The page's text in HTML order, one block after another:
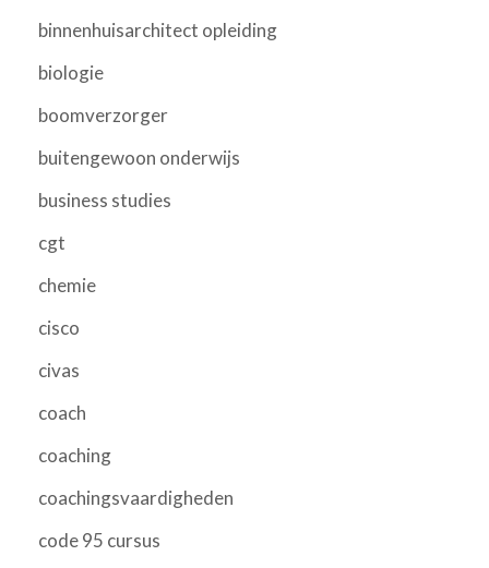
binnenhuisarchitect opleiding
biologie
boomverzorger
buitengewoon onderwijs
business studies
cgt
chemie
cisco
civas
coach
coaching
coachingsvaardigheden
code 95 cursus